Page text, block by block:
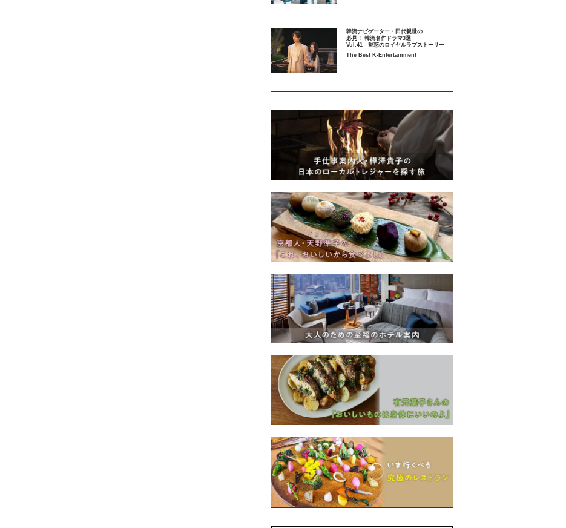
韓流ナビゲーター・田代親世の
必見！ 韓流名作ドラマ3選
Vol.41 魅惑のロイヤルラブストーリー
The Best K-Entertainment